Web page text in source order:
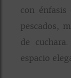
con
pescados,
de
espacio